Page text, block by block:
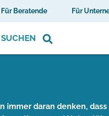
Für Beratende Für
SUCHEN
immer daran denken,